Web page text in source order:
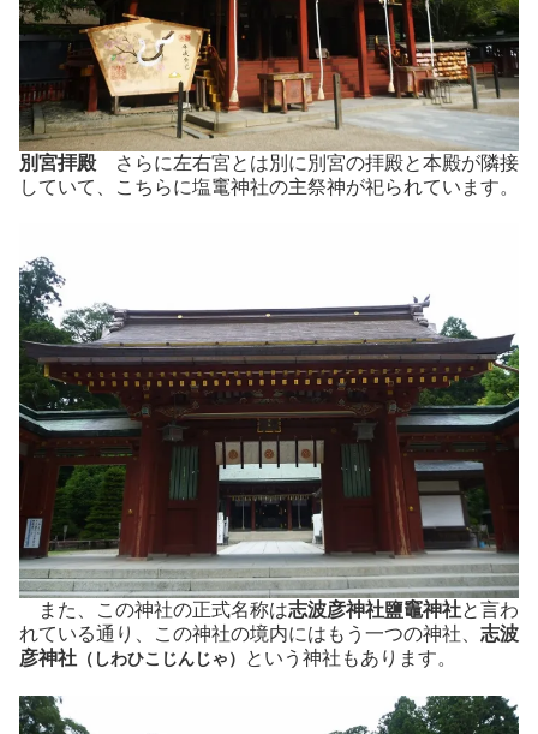
別宮拝殿
さらに左右宮とは別に別宮の拝殿と本殿が隣接
していて、こちらに塩竃神社の主祭神が祀られています。
また、この神社の正式名称は志波彦神社鹽竈神社と言わ
れている通り、この神社の境内にはもう一つの神社、 志波
彦神社 （しわひこじんじゃ） という神社もあります。